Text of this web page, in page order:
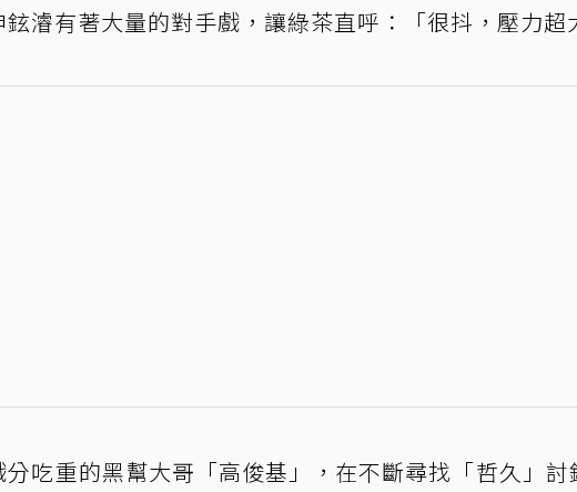
濬有著大量的對手戲，讓綠茶直呼：「很抖，壓力超
吃重的黑幫大哥「高俊基」，在不斷尋找「哲久」討